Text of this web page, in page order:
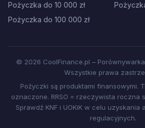
Pożyczka do 10 000 zł
Pożyczka do 100 000 zł
© 2026 CoolFinance.pl –
Wszystkie prawa
Pożyczki są produktami finansowymi.
oznaczone. RRSO = rzeczywista roczna
Sprawdź KNF i UOKiK w celu uzyskania
regulacyjnych.